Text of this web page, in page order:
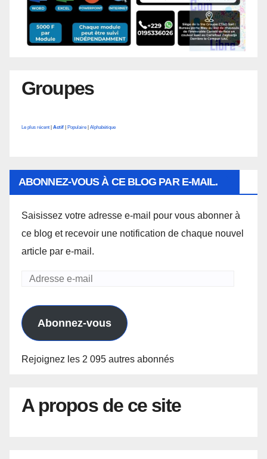
Groupes
Le plus récent Actif Populaire Alphabétique
ABONNEZ-VOUS À CE BLOG PAR E-MAIL.
Saisissez votre adresse e-mail pour vous abonner à
ce blog et recevoir une notification de chaque nouvel
article par e-mail.
Adresse
mail
Abonnez-vous
Rejoignez les 2 095 autres abonnés
A propos de ce site